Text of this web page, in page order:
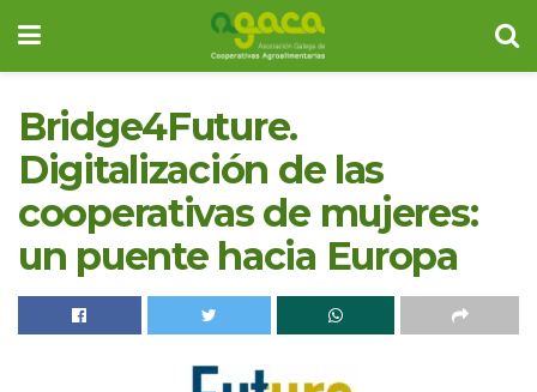
Bridge4Future.
Digitalización de las
cooperativas de mujeres:
un puente hacia Europa